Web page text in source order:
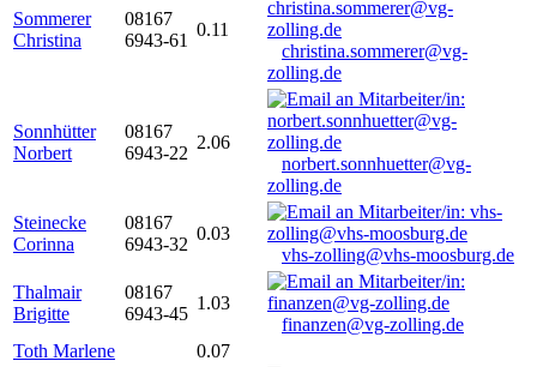
Sommerer
Christina
08167
6943-61
0.11
christina.sommerer@vg-
zolling.de
Sonnhütter
Norbert
08167
6943-22
2.06
norbert.sonnhuetter@vg-
zolling.de
Steinecke
Corinna
08167
6943-32
0.03
vhs-zolling@vhs-moosburg.de
Thalmair
Brigitte
08167
6943-45
1.03
finanzen@vg-zolling.de
Toth Marlene
0.07